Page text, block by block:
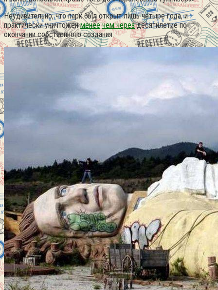
Неудивительно, что парк был открыт лишь четыре года, и
практически уничтоженменее чем черездесятилетие по
окончании собственного создания.